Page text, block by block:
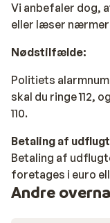
Vi anbefaler dog,
eller læser
Nødstilfælde:
Politiets
skal du ringe 112,
110.
Betaling af
Betaling af
foretages i euro
Andre